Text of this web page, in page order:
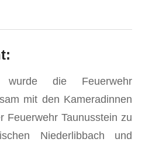
wurde die Feuerwehr
mit den Kameradinnen
Feuerwehr Taunusstein zu
Niederlibbach und